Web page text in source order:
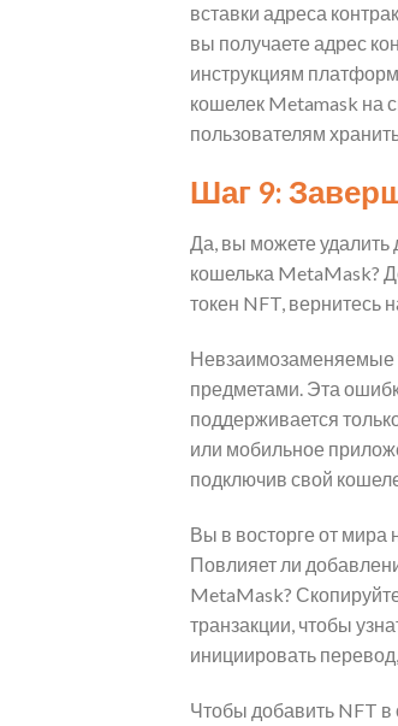
вставки адреса
вы получаете адрес
инструкциям
кошелек Metamask на
пользователям
Шаг 9:
Да, вы можете удалить
кошелька MetaMask?
токен NFT, вернитесь
Невзаимозаменяемые
предметами. Эта
поддерживается
или мобильное
подключив свой
Вы в восторге от мира
Повлияет ли
MetaMask?
транзакции, чтобы
инициировать
Чтобы добавить NFT в